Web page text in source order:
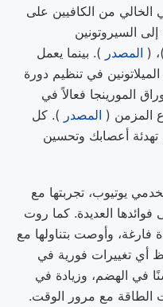
الخالي من الكافيين على
إلى السيروتونين
)، ( المصدر ). بينما يعمل
في تنظيم دورة
المورينجا فعالاً في
المزمن ( المصدر ). كل
أعصابك وتحسين
يوتيوب، تجربتها مع
مؤكدةً على فوائدها العديدة. كما روت
فارغة، وأوصت بتناولها مع
أي تغييرات فورية في
في الهضم، وزيادة في
الطاقة مع مرور الوقت.